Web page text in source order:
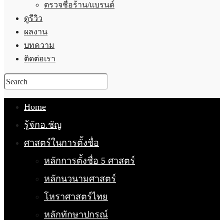
ตรวจชื่อร้าน/แบรนด์
ดูรีวิว
ผลงาน
บทความ
ติดต่อเรา
Home
รู้จักอ.ชัญ
ศาสตร์ในการตั้งชื่อ
หลักการตั้งชื่อ 5 ศาสตร์
หลักนวนามศาสตร์
โหราศาสตร์ไทย
หลักทักษาปกรณ์